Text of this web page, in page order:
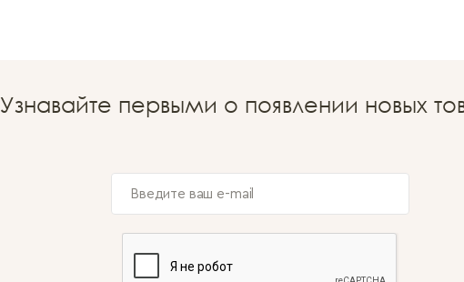
Узнавайте первыми о появлении новых